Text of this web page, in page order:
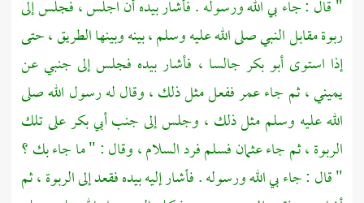
" قال : جاء بي الله ورسوله . فأشار بيده أن اجلس ، فجلس إلى
ربوة مقابل النبي صلى الله عليه وسلم ، بينه وبينها الطريق ، حتى
إذا استوىأبو بكر جالسا ، فأشار بيده فجلس إلى جنبي عن
يميني ، ثم جاءعمرففعل مثل ذلك ، وقال له رسول الله صلى
الله عليه وسلم مثل ذلك ، وجلس إلى جنبأبي بكرعلى تلك
الربوة ، ثم جاءعثمانفسلم فرد السلام ، وقال : " ما جاء بك ؟
" قال : جاء بي الله ورسوله . فأشار إليه بيده فقعد إلى الربوة ، ثم